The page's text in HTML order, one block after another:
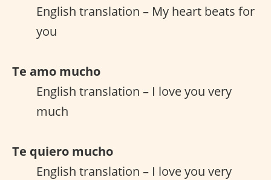
English translation – My heart beats for
you
Te amo mucho
English translation – I love you very
much
Te quiero mucho
English translation – I love you very